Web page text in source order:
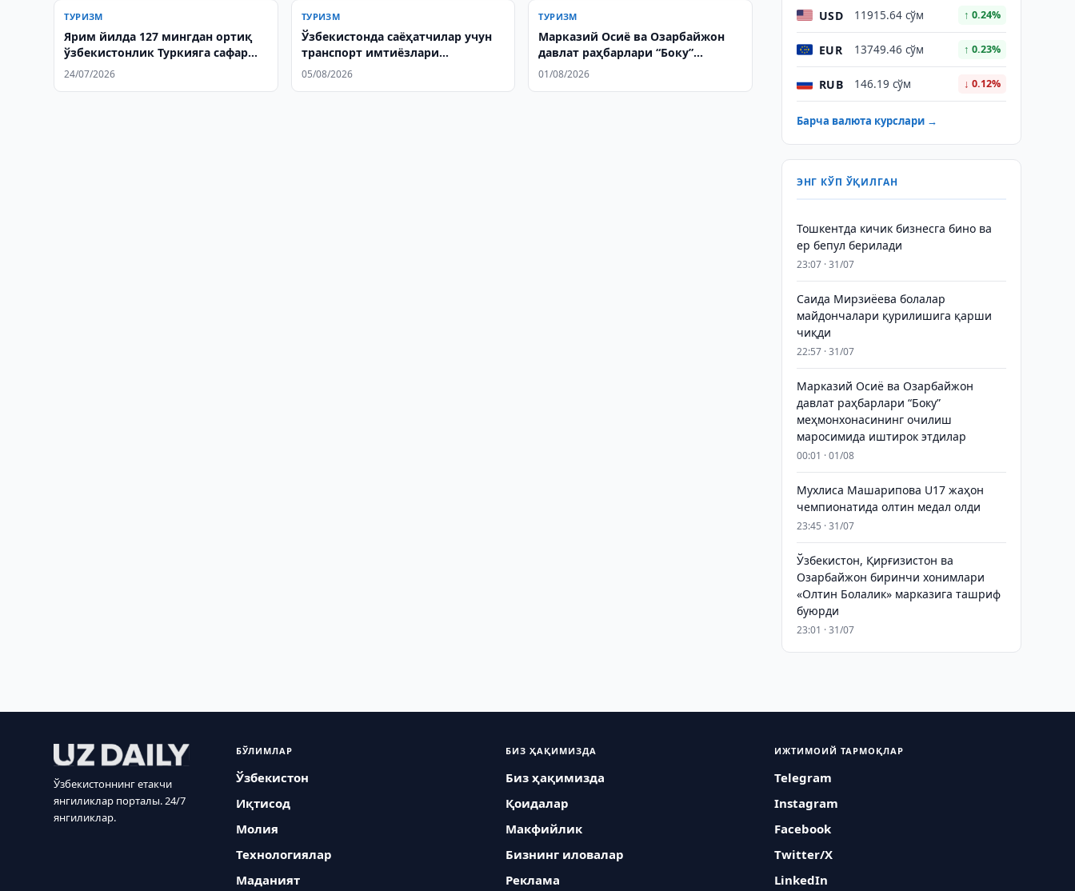
ТУРИЗМ
Ярим йилда 127 мингдан ортиқ
ўзбекистонлик Туркияга сафар
қилди
24/07/2026
ТУРИЗМ
Ўзбекистонда саёҳатчилар учун
транспорт имтиёзлари
кенгайтирилади
05/08/2026
ТУРИЗМ
Марказий Осиё ва Озарбайжон
давлат раҳбарлари “Боку”
меҳмонхонасининг очилиш
01/08/2026
USD 11915.64 сўм ↑ 0.24%
EUR 13749.46 сўм ↑ 0.23%
RUB 146.19 сўм ↓ 0.12%
Барча валюта курслари →
ЭНГ КЎП ЎҚИЛГАН
Тошкентда кичик бизнесга бино ва
ер бепул берилади
23:07 · 31/07
Саида Мирзиёева болалар
майдончалари қурилишига қарши
чиқди
22:57 · 31/07
Марказий Осиё ва Озарбайжон
давлат раҳбарлари “Боку”
меҳмонхонасининг очилиш
маросимида иштирок этдилар
00:01 · 01/08
Мухлиса Машарипова U17 жаҳон
чемпионатида олтин медал олди
23:45 · 31/07
Ўзбекистон, Қирғизистон ва
Озарбайжон биринчи хонимлари
«Олтин Болалик» марказига ташриф
буюрди
23:01 · 31/07
Ўзбекистоннинг етакчи
янгиликлар порталы. 24/7
янгиликлар.
БЎЛИМЛАР
Ўзбекистон
Иқтисод
Молия
Технологиялар
Маданият
БИЗ ҲАҚИМИЗДА
Биз ҳақимизда
Қоидалар
Макфийлик
Бизнинг иловалар
Реклама
ИЖТИМОИЙ ТАРМОҚЛАР
Telegram
Instagram
Facebook
Twitter/X
LinkedIn